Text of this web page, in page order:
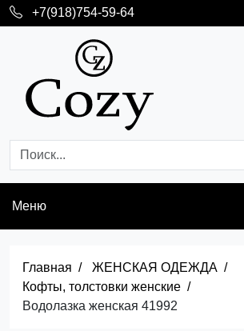
+7(918)754-59-64
Меню
Главная
ЖЕНСКАЯ ОДЕЖДА
Кофты, толстовки женские
Водолазка женская 41992